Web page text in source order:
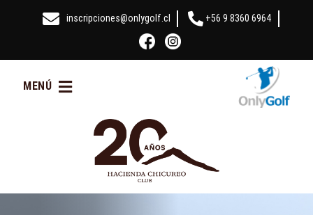
inscripciones@onlygolf.cl +56 9 8360 6964
MENÚ